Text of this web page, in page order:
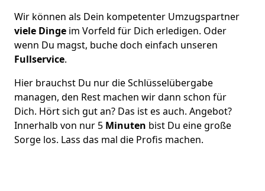
Wir können als Dein kompetenter Umzugspartner
viele Dinge im Vorfeld für Dich erledigen. Oder
wenn Du magst, buche doch einfach unseren
Fullservice.
Hier brauchst Du nur die Schlüsselübergabe
managen, den Rest machen wir dann schon für
Dich. Hört sich gut an? Das ist es auch. Angebot?
Innerhalb von nur 5 Minuten bist Du eine große
Sorge los. Lass das mal die Profis machen.